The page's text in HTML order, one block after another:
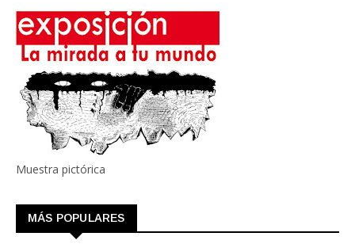
Muestra pictórica
MÁS POPULARES